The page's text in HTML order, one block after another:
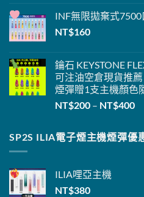
INF無限拋棄式7500
NT$160
鑰石 KEYSTONE
可注油空倉現貨推
煙彈贈1支主機顏色
NT$200 – NT$400價
範
圍
SP2S ILIA電子煙主機煙彈優
ILIA哩亞主機
NT$380